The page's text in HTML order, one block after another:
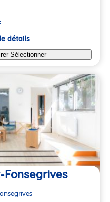
détails
Sélectionner
Fonsegrives